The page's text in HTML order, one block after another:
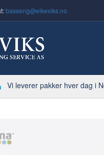
basseng@eikeviks.no
Vi leverer pakker hver dag i